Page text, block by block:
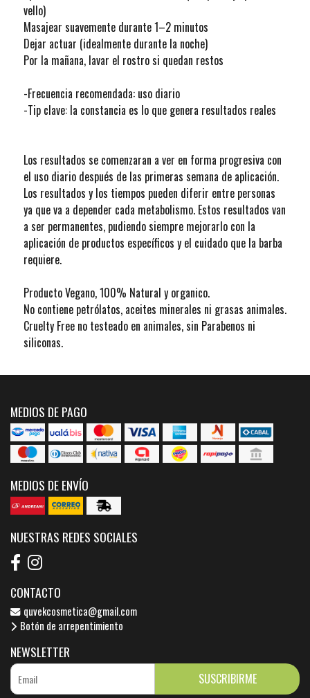
vello)
Masajear suavemente durante 1–2 minutos
Dejar actuar (idealmente durante la noche)
Por la mañana, lavar el rostro si quedan restos
-Frecuencia recomendada: uso diario
-Tip clave: la constancia es lo que genera resultados reales
Los resultados se comenzaran a ver en forma progresiva con
el uso diario después de las primeras semana de aplicación.
Los resultados y los tiempos pueden diferir entre personas
ya que va a depender cada metabolismo. Estos resultados van
a ser permanentes, pudiendo siempre mejorarlo con la
aplicación de productos específicos y el cuidado que la barba
requiere.
Producto Vegano, 100% Natural y organico.
No contiene petrólatos, aceites minerales ni grasas animales.
Cruelty Free no testeado en animales, sin Parabenos ni
siliconas.
MEDIOS DE PAGO
MEDIOS DE ENVÍO
NUESTRAS REDES SOCIALES
CONTACTO
quvekcosmetica@gmail.com
Botón de arrepentimiento
NEWSLETTER
SUSCRIBIRME